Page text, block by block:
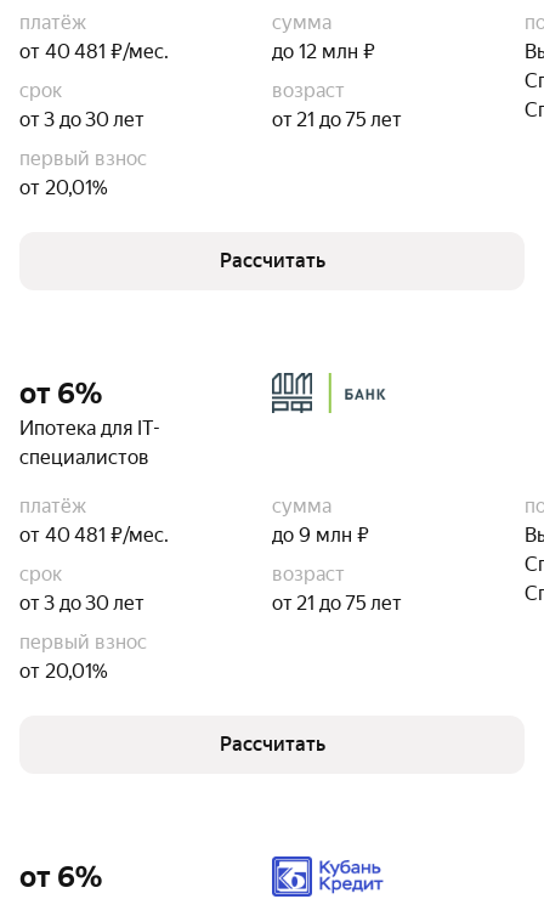
платёж
от 40 481 ₽/мес.
сумма
до 12 млн ₽
срок
от 3 до 30 лет
возраст
от 21 до 75 лет
первый взнос
от 20,01%
Рассчитать
от 6%
Ипотека для IT-
специалистов
платёж
от 40 481 ₽/мес.
сумма
до 9 млн ₽
срок
от 3 до 30 лет
возраст
от 21 до 75 лет
первый взнос
от 20,01%
Рассчитать
от 6%